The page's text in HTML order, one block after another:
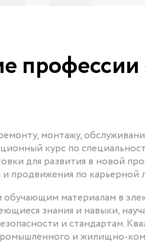
монтажу,
курс по
для развития в новой
и продвижения по
обучающим материалам в
знания и навыки,
и стандартам.
и жилищно-